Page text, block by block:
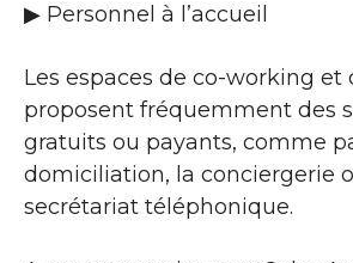
▶​ Personnel à l’accueil
Les espaces de co-working et
proposent fréquemment des
gratuits ou payants, comme
domiciliation, la conciergerie
secrétariat téléphonique.